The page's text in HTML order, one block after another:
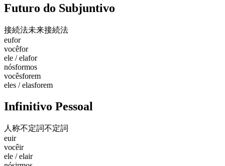
Futuro do Subjuntivo
接続法未来接続法
eufor
vocêfor
ele / elafor
nósformos
vocêsforem
eles / elasforem
Infinitivo Pessoal
人称不定詞不定詞
euir
vocêir
ele / elair